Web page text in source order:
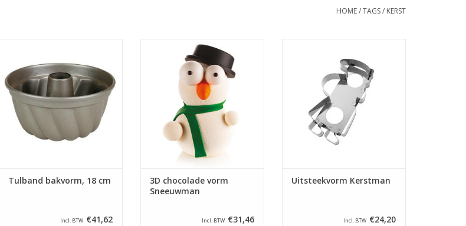
HOME/TAGS/ KERST
18 cm. U hoeft de tulbandvorm in
principe niet in te vetten. Maar wij
adviseren dat de eerste keer, en
daarna zo nu en dan heel lichtjes,
TOEVOEGEN AAN WINKELWAGEN
Tulband bakvorm, 18 cm
Incl. BTW €41,62
Kit bestaande uit 4
thermogevormde mallen de
realisatie van een 3D-
chocoladevorm in de vorm van
een sneeuwpop.
TOEVOEGEN AAN WINKELWAGEN
3D chocolade vorm
Sneeuwman
Incl. BTW €31,46
125 x 30 mm.
TOEVOEGEN AAN WINKELWAGEN
Uitsteekvorm Kerstman
Incl. BTW €24,20